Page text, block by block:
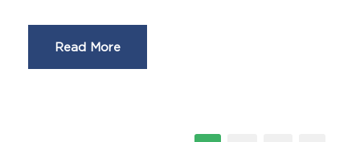
Read More